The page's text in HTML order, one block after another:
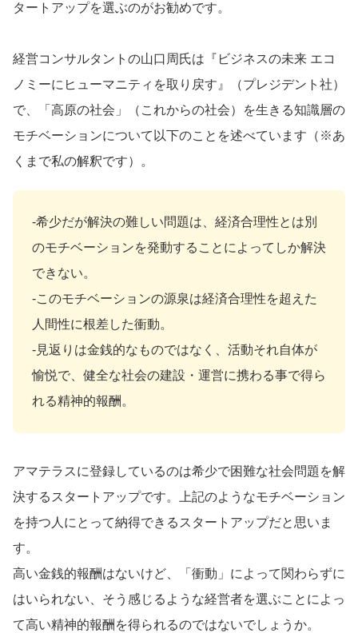
タートアップを選ぶのがお勧めです。
経営コンサルタントの山口周氏は『ビジネスの未来 エコ
ノミーにヒューマニティを取り戻す』（プレジデント社）
で、「高原の社会」（これからの社会）を生きる知識層の
モチベーションについて以下のことを述べています（※あ
くまで私の解釈です）。
‐希少だが解決の難しい問題は、経済合理性とは別
のモチベーションを発動することによってしか解決
できない。
‐このモチベーションの源泉は経済合理性を超えた
人間性に根差した衝動。
‐見返りは金銭的なものではなく、活動それ自体が
愉悦で、健全な社会の建設・運営に携わる事で得ら
れる精神的報酬。
アマテラスに登録しているのは希少で困難な社会問題を解
決するスタートアップです。上記のようなモチベーション
を持つ人にとって納得できるスタートアップだと思いま
す。
高い金銭的報酬はないけど、「衝動」によって関わらずに
はいられない、そう感じるような経営者を選ぶことによっ
て高い精神的報酬を得られるのではないでしょうか。